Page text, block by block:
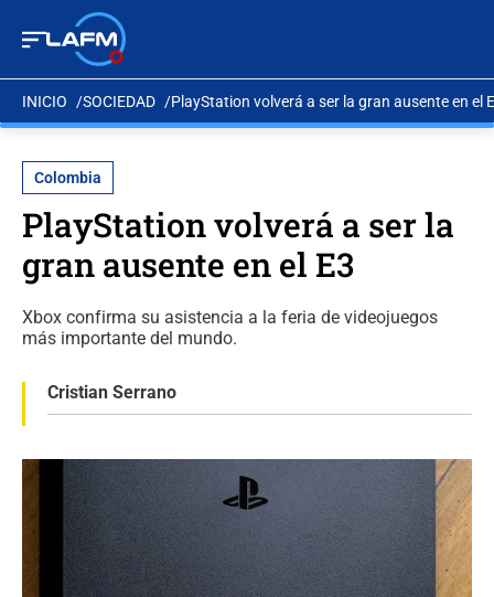
INICIO SOCIEDAD PlayStation volverá a ser la gran ausente en el
Colombia
PlayStation volverá a ser la
gran ausente en el E3
Xbox confirma su asistencia a la feria de videojuegos
más importante del mundo.
Cristian Serrano